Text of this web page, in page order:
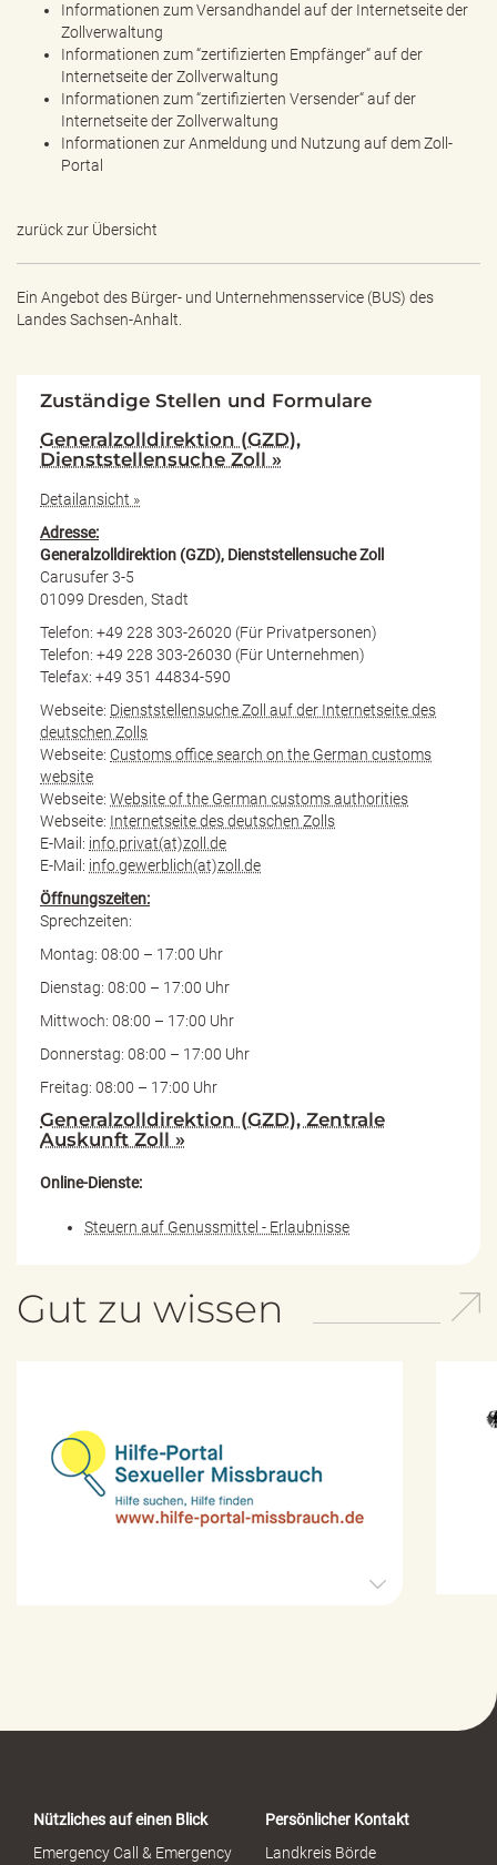
Informationen zum Versandhandel auf der Internetseite der
Zollverwaltung
Informationen zum “zertifizierten Empfänger“ auf der
Internetseite der Zollverwaltung
Informationen zum “zertifizierten Versender“ auf der
Internetseite der Zollverwaltung
Informationen zur Anmeldung und Nutzung auf dem Zoll-
Portal
zurück zur Übersicht
Ein Angebot des Bürger- und Unternehmensservice (BUS) des
Landes Sachsen-Anhalt.
Zuständige Stellen und Formulare
Generalzolldirektion (GZD),
Dienststellensuche Zoll »
Detailansicht »
Adresse:
Generalzolldirektion (GZD), Dienststellensuche Zoll
Carusufer 3-5
01099 Dresden, Stadt
Telefon: +49 228 303-26020 (Für Privatpersonen)
Telefon: +49 228 303-26030 (Für Unternehmen)
Telefax: +49 351 44834-590
Webseite: Dienststellensuche Zoll auf der Internetseite des
deutschen Zolls
Webseite: Customs office search on the German customs
website
Webseite: Website of the German customs authorities
Webseite: Internetseite des deutschen Zolls
E-Mail: info.privat(at)zoll.de
E-Mail: info.gewerblich(at)zoll.de
Öffnungszeiten:
Sprechzeiten:
Montag: 08:00 – 17:00 Uhr
Dienstag: 08:00 – 17:00 Uhr
Mittwoch: 08:00 – 17:00 Uhr
Donnerstag: 08:00 – 17:00 Uhr
Freitag: 08:00 – 17:00 Uhr
Generalzolldirektion (GZD), Zentrale
Auskunft Zoll »
Online-Dienste:
Steuern auf Genussmittel - Erlaubnisse
Gut zu wissen
o
Nützliches auf einen Blick
Emergency Call & Emergency
Persönlicher Kontakt
Landkreis Börde